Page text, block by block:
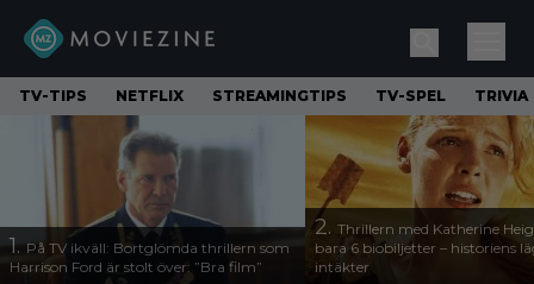
TV-TIPS NETFLIX STREAMINGTIPS TV-SPEL TRIVIA
1. På TV ikväll: Bortglömda thrillern som
Harrison Ford är stolt över: ”Bra film”
2. Thrillern med Katherine
bara 6 biobiljetter – historiens
intäkter